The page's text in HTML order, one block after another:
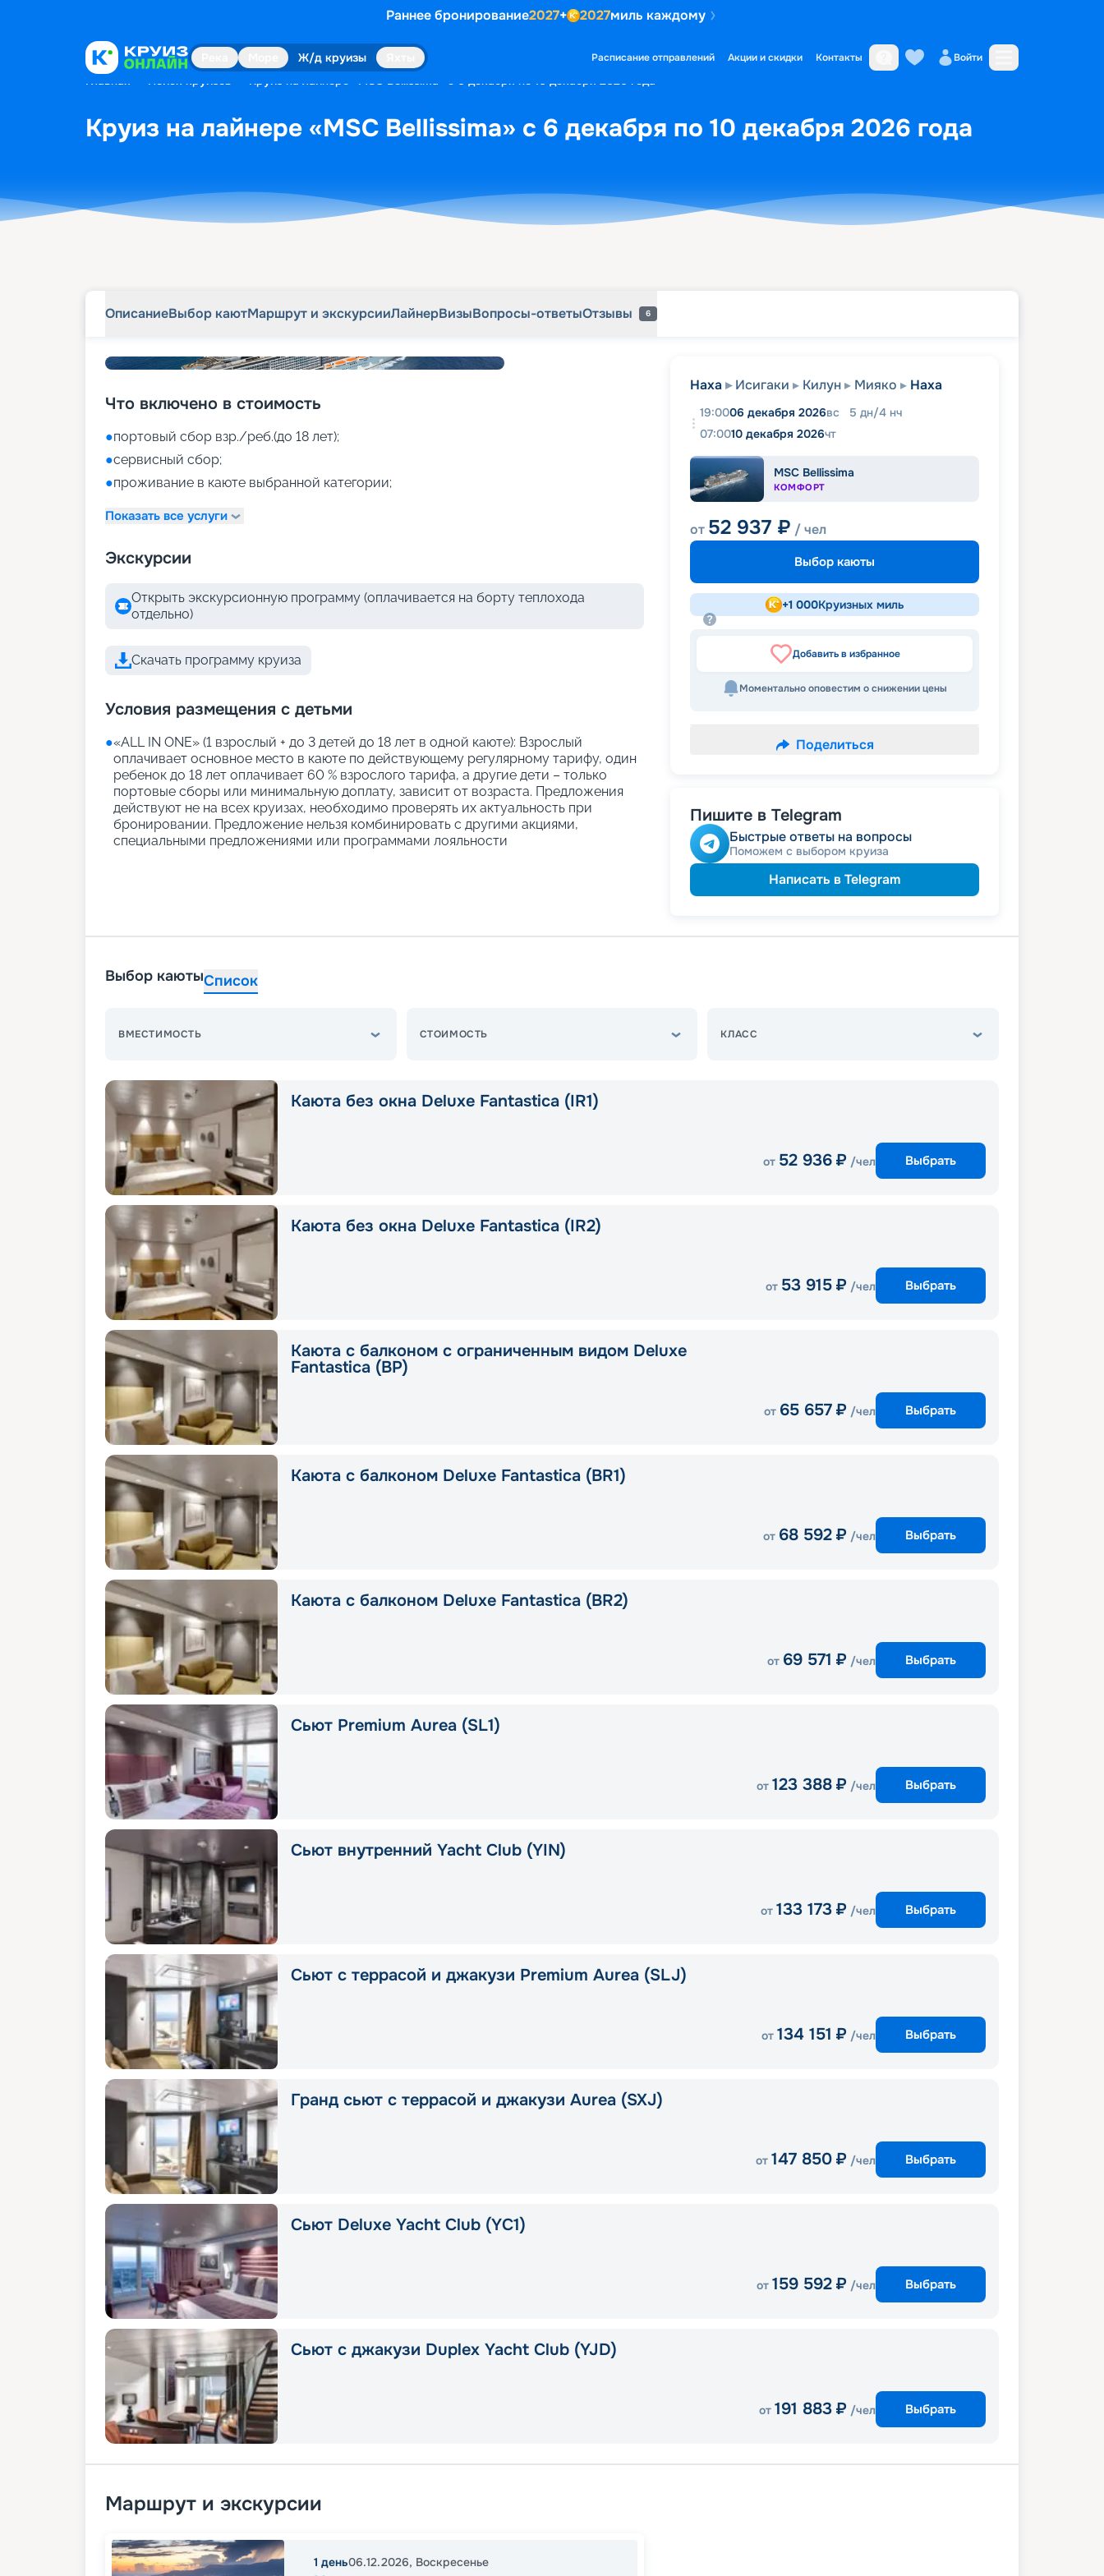
Раннее бронирование2027+ 2027миль каждому
Ж/д круизы Расписание отправлений Акции и скидки Контакты Войти
Главная Поиск круизов Круиз на лайнере «MSC Bellissima» с 6 декабря по 10 декабря 2026 года
Круиз на лайнере «MSC Bellissima» с 6 декабря по 10 декабря 2026 года
ОписаниеВыбор каютМаршрут и экскурсииЛайнерВизыВопросы-ответыОтзывы 6
Что включено в стоимость
●портовый сбор взр./реб.(до 18 лет);
●сервисный сбор;
●проживание в каюте выбранной категории;
Показать все услуги
Экскурсии
Открыть экскурсионную программу (оплачивается на борту теплохода
отдельно)
Скачать программу круиза
Условия размещения с детьми
●«АLL IN ONE» (1 взрослый + до 3 детей до 18 лет в одной каюте): Взрослый
оплачивает основное место в каюте по действующему регулярному тарифу, один
ребенок до 18 лет оплачивает 60 % взрослого тарифа, а другие дети – только
портовые сборы или минимальную доплату, зависит от возраста. Предложения
действуют не на всех круизах, необходимо проверять их актуальность при
бронировании. Предложение нельзя комбинировать с другими акциями,
специальными предложениями или программами лояльности
Наха Исигаки Килун Мияко Наха
19:0006 декабря 2026вс 5 дн/4 нч
07:0010 декабря 2026чт
MSC Bellissima
КОМФОРТ
от 52 937 ₽ / чел
Выбор каюты
+1 000Круизных миль
Добавить в избранное
Моментально оповестим о снижении цены
Поделиться
Пишите в Telegram
Быстрые ответы на вопросы
Поможем с выбором круиза
Написать в Telegram
Выбор каютыСписок
ВМЕСТИМОСТЬ СТОИМОСТЬ КЛАСС
Каюта без окна Deluxe Fantastica (IR1)
от 52 936 ₽ /чел Выбрать
Каюта без окна Deluxe Fantastica (IR2)
от 53 915 ₽ /чел Выбрать
Каюта с балконом с ограниченным видом Deluxe
Fantastica (BP)
от 65 657 ₽ /чел Выбрать
Каюта с балконом Deluxe Fantastica (BR1)
от 68 592 ₽ /чел Выбрать
Каюта с балконом Deluxe Fantastica (BR2)
от 69 571 ₽ /чел Выбрать
Сьют Premium Aurea (SL1)
от 123 388 ₽ /чел Выбрать
Сьют внутренний Yacht Club (YIN)
от 133 173 ₽ /чел Выбрать
Сьют с террасой и джакузи Premium Aurea (SLJ)
от 134 151 ₽ /чел Выбрать
Гранд сьют с террасой и джакузи Aurea (SXJ)
от 147 850 ₽ /чел Выбрать
Сьют Deluxe Yacht Club (YC1)
от 159 592 ₽ /чел Выбрать
Сьют с джакузи Duplex Yacht Club (YJD)
от 191 883 ₽ /чел Выбрать
Маршрут и экскурсии
1 день06.12.2026, Воскресенье